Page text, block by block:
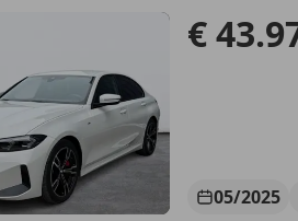
€
05/2025